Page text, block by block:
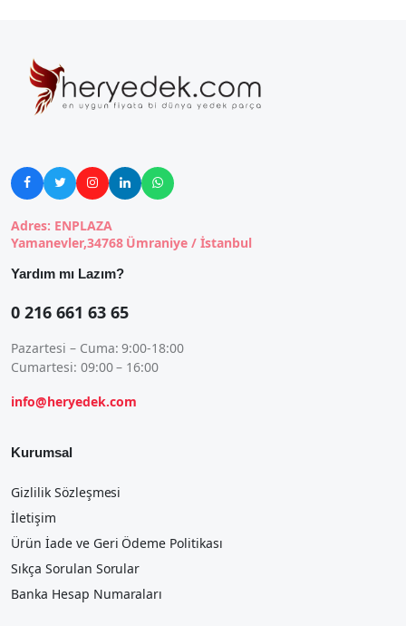
    
Adres: ENPLAZA
Yamanevler,34768 Ümraniye / İstanbul
Yardım mı Lazım?
0 216 661 63 65
Pazartesi – Cuma: 9:00-18:00
Cumartesi: 09:00 – 16:00
info@heryedek.com
Kurumsal
Gizlilik Sözleşmesi
İletişim
Ürün İade ve Geri Ödeme Politikası
Sıkça Sorulan Sorular
Banka Hesap Numaraları